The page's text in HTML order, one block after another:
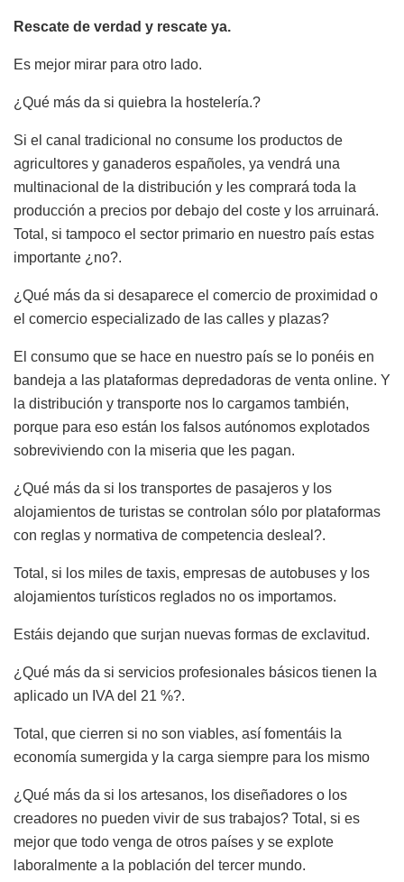
Rescate de verdad y rescate ya.
Es mejor mirar para otro lado.
¿Qué más da si quiebra la hostelería.?
Si el canal tradicional no consume los productos de
agricultores y ganaderos españoles, ya vendrá una
multinacional de la distribución y les comprará toda la
producción a precios por debajo del coste y los arruinará.
Total, si tampoco el sector primario en nuestro país estas
importante ¿no?.
¿Qué más da si desaparece el comercio de proximidad o
el comercio especializado de las calles y plazas?
El consumo que se hace en nuestro país se lo ponéis en
bandeja a las plataformas depredadoras de venta online. Y
la distribución y transporte nos lo cargamos también,
porque para eso están los falsos autónomos explotados
sobreviviendo con la miseria que les pagan.
¿Qué más da si los transportes de pasajeros y los
alojamientos de turistas se controlan sólo por plataformas
con reglas y normativa de competencia desleal?.
Total, si los miles de taxis, empresas de autobuses y los
alojamientos turísticos reglados no os importamos.
Estáis dejando que surjan nuevas formas de exclavitud.
¿Qué más da si servicios profesionales básicos tienen la
aplicado un IVA del 21 %?.
Total, que cierren si no son viables, así fomentáis la
economía sumergida y la carga siempre para los mismo
¿Qué más da si los artesanos, los diseñadores o los
creadores no pueden vivir de sus trabajos? Total, si es
mejor que todo venga de otros países y se explote
laboralmente a la población del tercer mundo.